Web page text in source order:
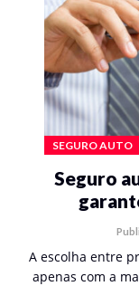
SEGURO AUTO
Seguro
A escolha entre
apenas com a